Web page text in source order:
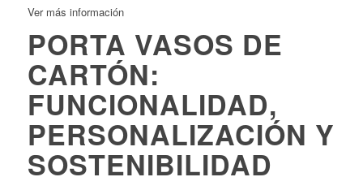
Ver más información
PORTA VASOS DE
CARTÓN:
FUNCIONALIDAD,
PERSONALIZACIÓN Y
SOSTENIBILIDAD